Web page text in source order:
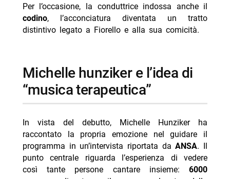
Per l’occasione, la conduttrice indossa anche il
codino, l’acconciatura diventata un tratto
distintivo legato a Fiorello e alla sua comicità.
michelle hunziker e l’idea di
“musica terapeutica”
In vista del debutto, Michelle Hunziker ha
raccontato la propria emozione nel guidare il
programma in un’intervista riportata daANSA. Il
punto centrale riguarda l’esperienza di vedere
così tante persone cantare insieme:6000